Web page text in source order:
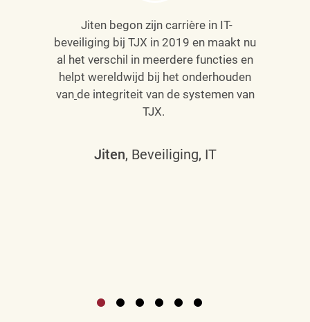
Jiten begon zijn carrière in IT-
beveiliging bij TJX in 2019 en maakt nu
al het verschil in meerdere functies en
helpt wereldwijd bij het onderhouden
van de integriteit van de systemen van
TJX.
Jiten, Beveiliging, IT